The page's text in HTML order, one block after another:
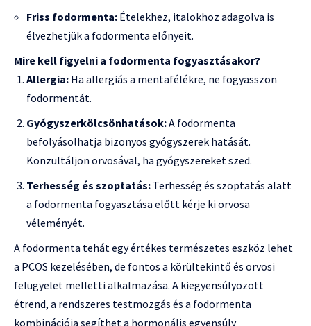
Friss fodormenta: Ételekhez, italokhoz adagolva is
élvezhetjük a fodormenta előnyeit.
Mire kell figyelni a fodormenta fogyasztásakor?
Allergia: Ha allergiás a mentafélékre, ne fogyasszon
fodormentát.
Gyógyszerkölcsönhatások:A fodormenta
befolyásolhatja bizonyos gyógyszerek hatását.
Konzultáljon orvosával, ha gyógyszereket szed.
Terhesség és szoptatás: Terhesség és szoptatás alatt
a fodormenta fogyasztása előtt kérje ki orvosa
véleményét.
A fodormenta tehát egy értékes természetes eszköz lehet
a PCOS kezelésében, de fontos a körültekintő és orvosi
felügyelet melletti alkalmazása. A kiegyensúlyozott
étrend, a rendszeres testmozgás és a fodormenta
kombinációja segíthet a hormonális egyensúly